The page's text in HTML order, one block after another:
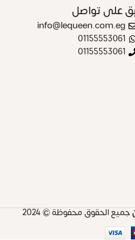
على تواصل
info@lequeen.com.eg
01155553061
01155553061
جميع الحقوق محفوظة© 2024